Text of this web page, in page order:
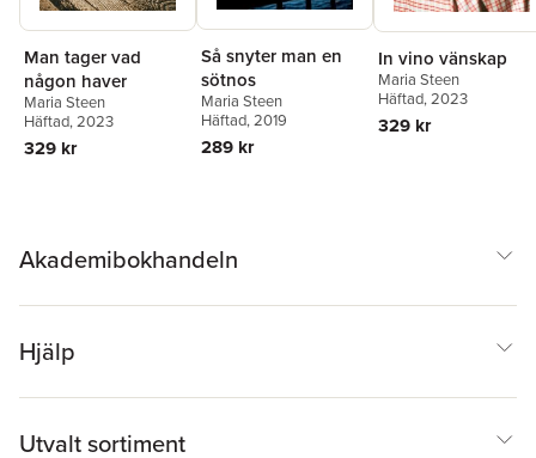
Man tager vad
någon haver
Maria Steen
Häftad, 2023
329 kr
Så snyter man en
sötnos
Maria Steen
Häftad, 2019
289 kr
In vino vänskap
Maria Steen
Häftad, 2023
329 kr
Akademibokhandeln
Hjälp
Utvalt sortiment